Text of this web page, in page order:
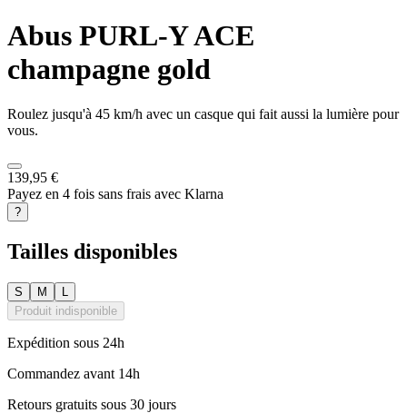
Abus PURL-Y ACE
champagne gold
Roulez jusqu'à 45 km/h avec un casque qui fait aussi la lumière pour
vous.
139,95 €
Payez en 4 fois sans frais avec Klarna
?
Tailles disponibles
S M
L
Produit indisponible
Expédition sous 24h
Commandez avant 14h
Retours gratuits sous 30 jours